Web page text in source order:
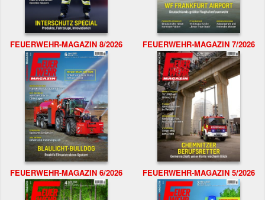
FEUERWEHR-MAGAZIN 8/2026 FEUERWEHR-MAGAZIN 7/2026
FEUERWEHR-MAGAZIN 6/2026 FEUERWEHR-MAGAZIN 5/2026